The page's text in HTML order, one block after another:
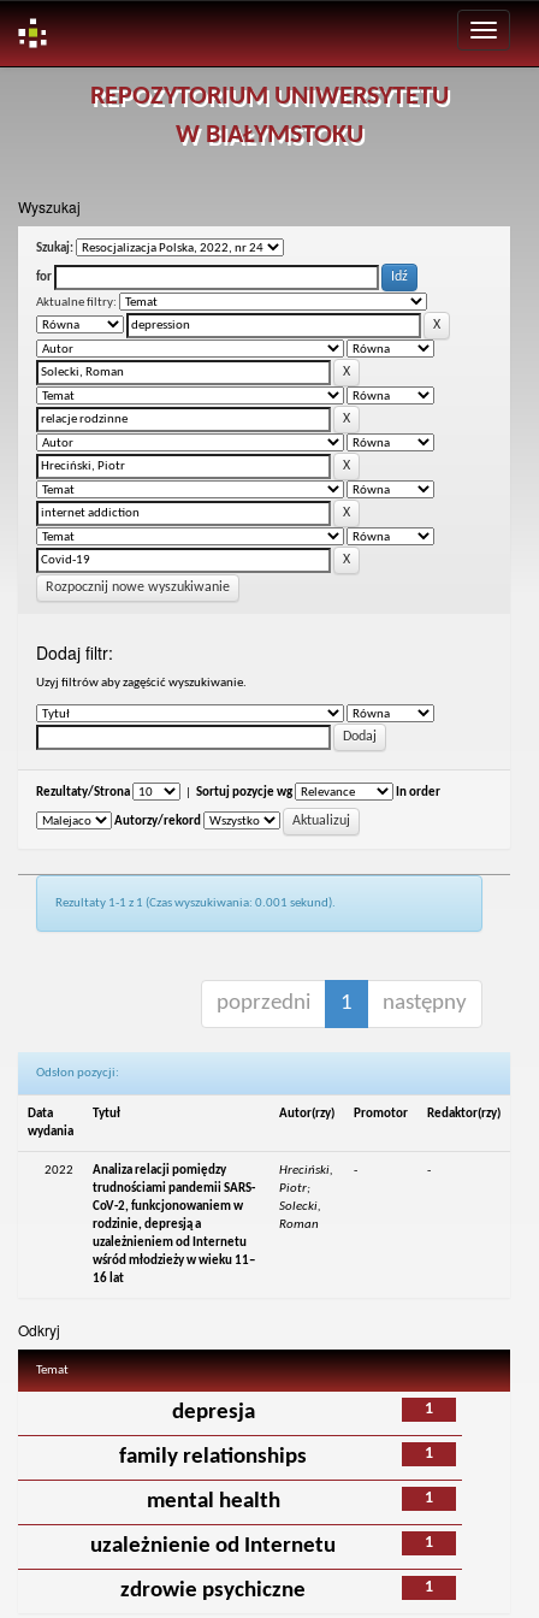
REPOZYTORIUM UNIWERSYTETU
W BIAŁYMSTOKU
Wyszukaj
Szukaj:
for
Aktualne filtry:
Rozpocznij nowe wyszukiwanie
Dodaj filtr:
Uzyj filtrów aby zagęścić wyszukiwanie.
Rezultaty/Strona Sortuj pozycje wg In order
Autorzy/rekord
Rezultaty 1-1 z 1 (Czas wyszukiwania: 0.001 sekund).
poprzedni 1 następny
Odsłon pozycji:
Data
wydania
Tytuł Autor(rzy) Promotor Redaktor(rzy)
2022
Analiza relacji pomiędzy
trudnościami pandemii SARS-
CoV-2, funkcjonowaniem w
rodzinie, depresją a
uzależnieniem od Internetu
wśród młodzieży w wieku 11–
16 lat
Hreciński,
Piotr;
Solecki,
Roman
- -
Odkryj
Temat
1
depresja
1
family relationships
1
mental health
1
uzależnienie od Internetu
1
zdrowie psychiczne